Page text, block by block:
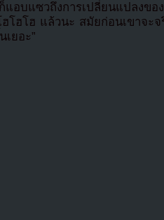
อบแซวถึงการเปลี่ยนแปลงข
ฮโฮโฮ แล้วนะ สมัยก่อนเขาจะ
ยอะ”